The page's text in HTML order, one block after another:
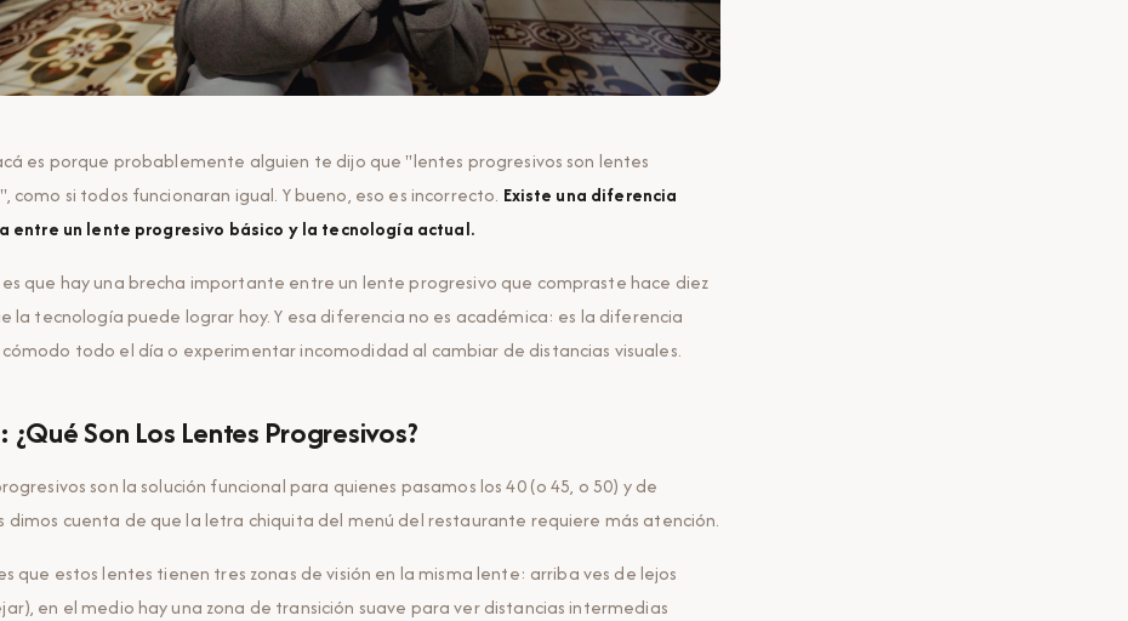
es porque probablemente alguien te dijo que "lentes progresivos son lentes
como si todos funcionaran igual. Y bueno, eso es incorrecto. Existe una diferencia
entre un lente progresivo básico y la tecnología actual.
que hay una brecha importante entre un lente progresivo que compraste hace diez
la tecnología puede lograr hoy. Y esa diferencia no es académica: es la diferencia
todo el día o experimentar incomodidad al cambiar de distancias visuales.
¿Qué Son Los Lentes Progresivos?
son la solución funcional para quienes pasamos los 40 (o 45, o 50) y de
dimos cuenta de que la letra chiquita del menú del restaurante requiere más atención.
que estos lentes tienen tres zonas de visión en la misma lente: arriba ves de lejos
en el medio hay una zona de transición suave para ver distancias intermedias